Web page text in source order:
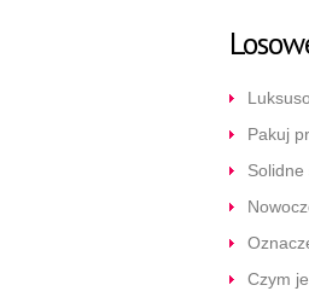
Pakuj
Czym